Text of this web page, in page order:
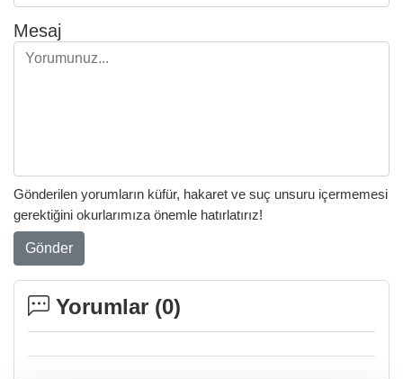
Mesaj
Gönderilen yorumların küfür, hakaret ve suç unsuru içermemesi
gerektiğini okurlarımıza önemle hatırlatırız!
Gönder
Yorumlar (0)